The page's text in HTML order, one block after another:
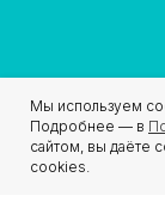
©
Мы используем
Подробнее — в
сайтом, вы даёте
cookies.